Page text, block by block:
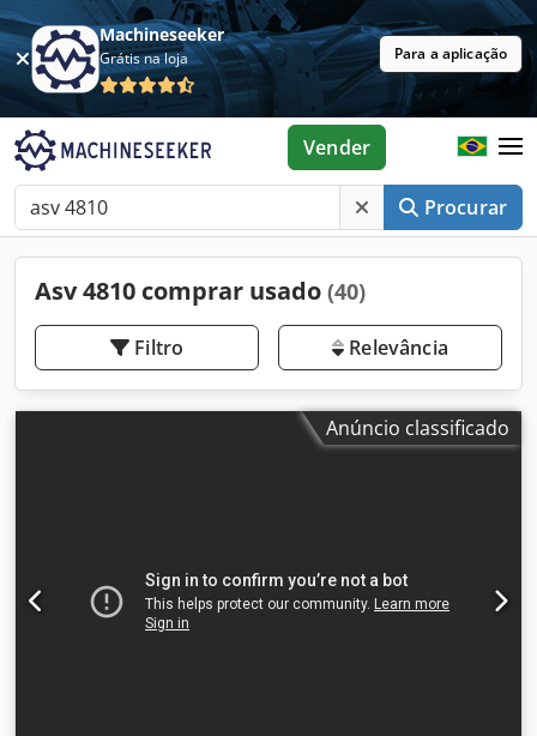
Machineseeker
Grátis na loja Para a aplicação
Procurar
Vender
Asv 4810 comprar usado (40)
Filtro Relevância
Anúncio classificado